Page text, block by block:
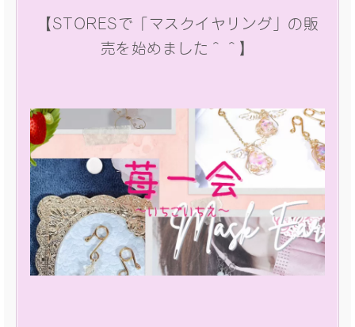
【STORESで「マスクイヤリング」の販
売を始めました＾＾】